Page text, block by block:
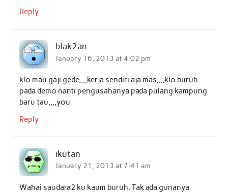
Reply
blak2an
January 16, 2013 at 4:02 pm
klo mau gaji gede,,,,kerja sendiri aja mas,,,,klo buruh
pada demo nanti pengusahanya pada pulang kampung
baru tau,,,,you
Reply
ikutan
January 21, 2013 at 7:41 am
Wahai saudara2 ku kaum buruh. Tak ada gunanya